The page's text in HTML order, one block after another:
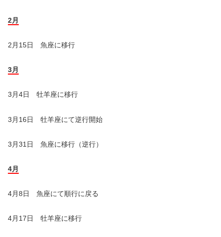
2月
2月15日 魚座に移行
3月
3月4日 牡羊座に移行
3月16日 牡羊座にて逆行開始
3月31日 魚座に移行（逆行）
4月
4月8日 魚座にて順行に戻る
4月17日 牡羊座に移行